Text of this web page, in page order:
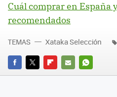
Cuál comprar en España
recomendados
FACEBOOK
TWITTERFLIPBOARD
E-
WHATSAPP
TEMAS Xataka Selección